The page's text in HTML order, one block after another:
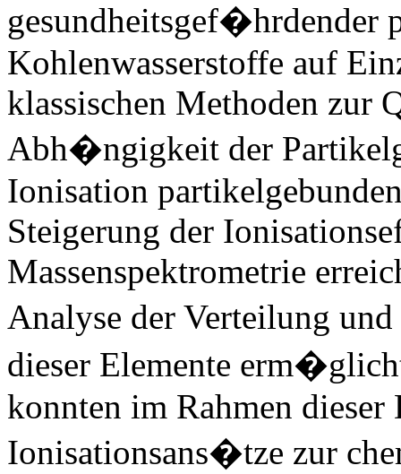
gesundheitsgef�hrdender
Kohlenwasserstoffe auf
klassischen Methoden zur
Abh�ngigkeit der
Ionisation
Steigerung der
Massenspektrometrie
Analyse der Verteilung
dieser Elemente
konnten im Rahmen dieser
Ionisationsans�tze zur